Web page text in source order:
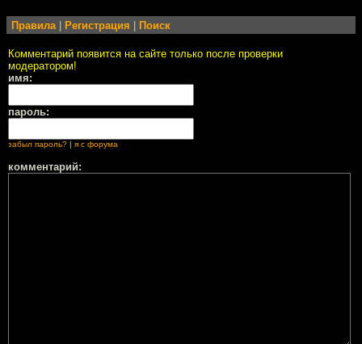
Правила| Регистрация Поиск
Комментарий появится на сайте только после проверки
модератором!
имя:
пароль:
забыл пароль? я с форума
комментарий: